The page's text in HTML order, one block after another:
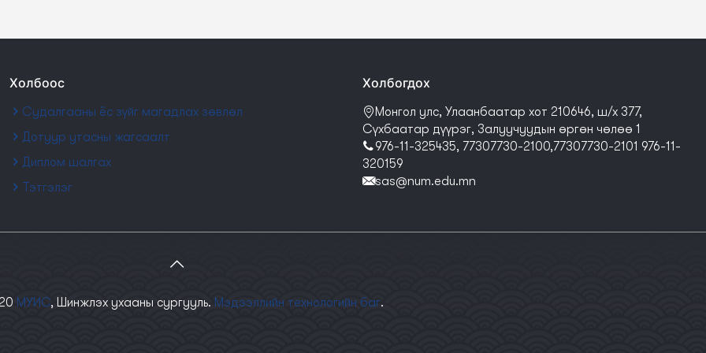
Холбоос
Судалгааны ёс зүйг магадлах зөвлөл
Дотуур утасны жагсаалт
Диплом шалгах
Тэтгэлэг
Холбогдох
Монгол улс, Улаанбаатар хот 210646, ш/х 377,
Сүхбаатар дүүрэг, Залуучуудын өргөн чөлөө 1
976-11-325435, 77307730-2100,77307730-2101 976-11-
320159
sas@num.edu.mn
МУИС, Шинжлэх ухааны сургууль. Мэдээллийн технологийн баг.